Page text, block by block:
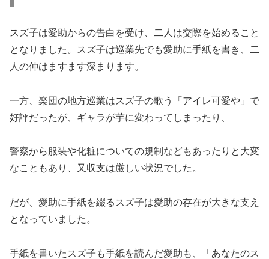
スズ子は愛助からの告白を受け、二人は交際を始めること
となりました。スズ子は巡業先でも愛助に手紙を書き、二
人の仲はますます深まります。
一方、楽団の地方巡業はスズ子の歌う「アイレ可愛や」で
好評だったが、ギャラが芋に変わってしまったり、
警察から服装や化粧についての規制などもあったりと大変
なこともあり、又収支は厳しい状況でした。
だが、愛助に手紙を綴るスズ子は愛助の存在が大きな支え
となっていました。
手紙を書いたスズ子も手紙を読んだ愛助も、「あなたのス